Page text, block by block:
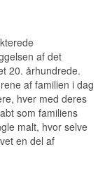
af det
20. århundrede.
af familien i dag
hver med deres
som familiens
malt, hvor selve
en del af